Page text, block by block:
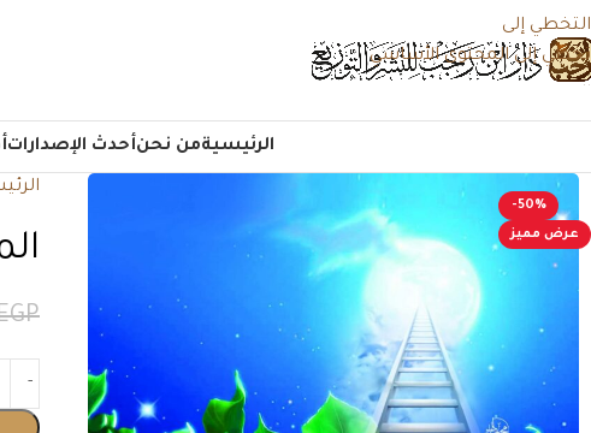
التخطي إلى
تخطي إلى المحتوى الأساسي
الرئيسيةمن نحنأحدث الإصدارات
-50%
عرض مميز